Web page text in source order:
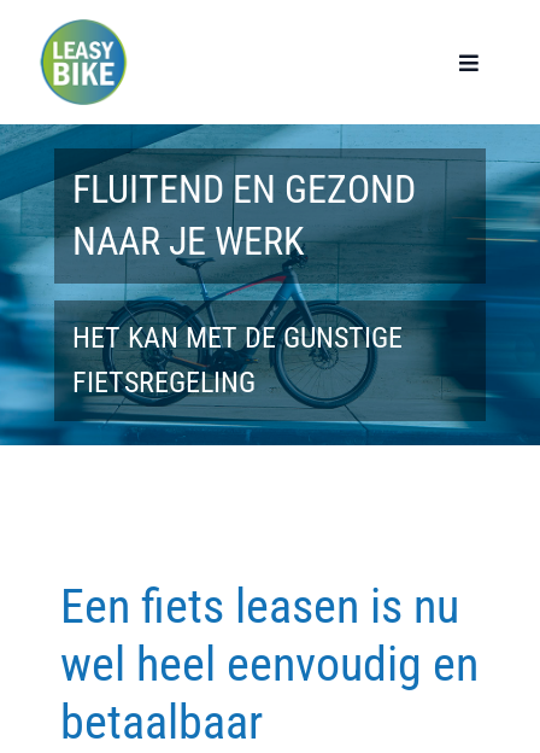
Toggle
Home
Werknemers
Werkgevers
Privé lease
Modellen
Contact
FLUITEND EN GEZOND
NAAR JE WERK
HET KAN MET DE GUNSTIGE
FIETSREGELING
Een fiets leasen is nu
wel heel eenvoudig en
betaalbaar